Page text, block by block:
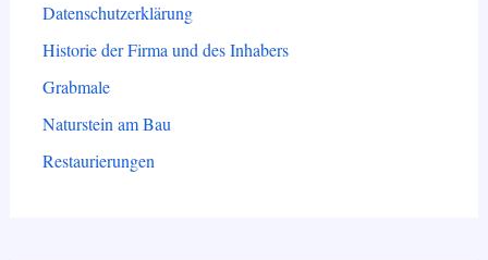
Datenschutzerklärung
Historie der Firma und des Inhabers
Grabmale
Naturstein am Bau
Restaurierungen